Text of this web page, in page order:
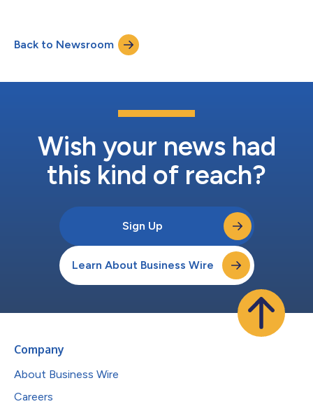
dniu 17 marca 2022 r. („Obligacje”) od obligatariuszy (zwanymi
pojedynczo „Obligatariuszem” i łącznie „Obligatariuszami”). Na
warunkach i z zastrzeżeniem warunków o...
Back to Newsroom
Wish your news had
this kind of reach?
Sign Up
Learn About Business Wire
Company
About Business Wire
Careers